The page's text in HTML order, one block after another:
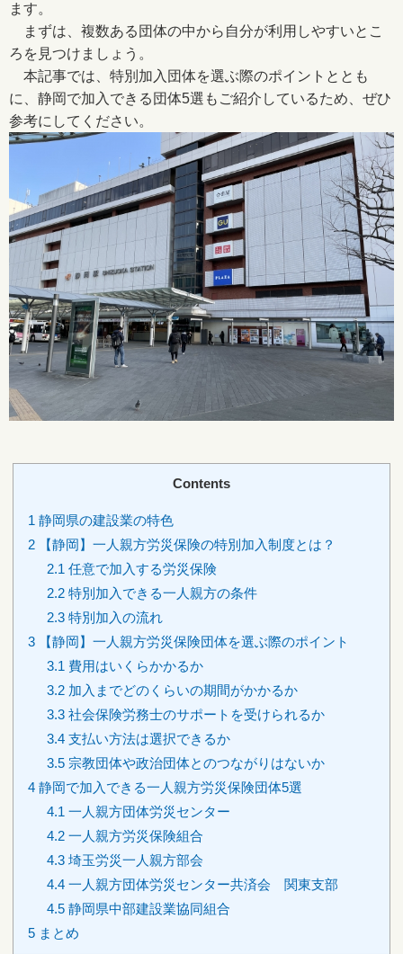
ます。
まずは、複数ある団体の中から自分が利用しやすいとこ
ろを見つけましょう。
本記事では、特別加入団体を選ぶ際のポイントととも
に、静岡で加入できる団体5選もご紹介しているため、ぜひ
参考にしてください。
Contents
1 静岡県の建設業の特色
2 【静岡】一人親方労災保険の特別加入制度とは？
2.1 任意で加入する労災保険
2.2 特別加入できる一人親方の条件
2.3 特別加入の流れ
3 【静岡】一人親方労災保険団体を選ぶ際のポイント
3.1 費用はいくらかかるか
3.2 加入までどのくらいの期間がかかるか
3.3 社会保険労務士のサポートを受けられるか
3.4 支払い方法は選択できるか
3.5 宗教団体や政治団体とのつながりはないか
4 静岡で加入できる一人親方労災保険団体5選
4.1 一人親方団体労災センター
4.2 一人親方労災保険組合
4.3 埼玉労災一人親方部会
4.4 一人親方団体労災センター共済会 関東支部
4.5 静岡県中部建設業協同組合
5 まとめ